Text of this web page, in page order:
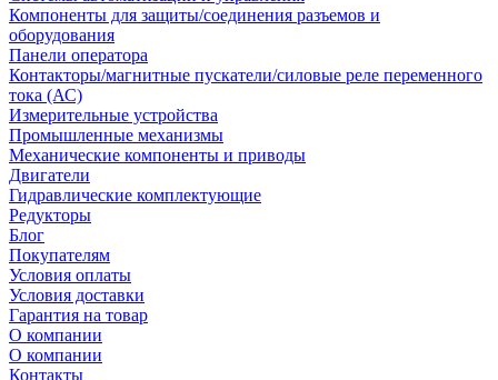
Компоненты для защиты/соединения разъемов и
оборудования
Панели оператора
Контакторы/магнитные пускатели/силовые реле переменного
тока (АС)
Измерительные устройства
Промышленные механизмы
Механические компоненты и приводы
Двигатели
Гидравлические комплектующие
Редукторы
Блог
Покупателям
Условия оплаты
Условия доставки
Гарантия на товар
О компании
О компании
Контакты